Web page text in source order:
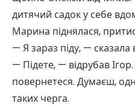
дитячий садок у себе
Марина піднялася,
— Я зараз піду, —
— Підете, — відрубав
повернетеся. Думаєш,
таких черга.